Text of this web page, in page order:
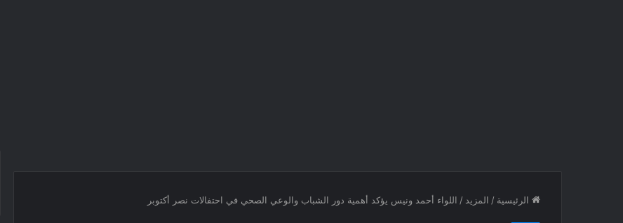
الرئيسية / المزيد / اللواء أحمد ونيس يؤكد أهمية دور الشباب والوعي الصحي في احتفالات نصر أكتوبر